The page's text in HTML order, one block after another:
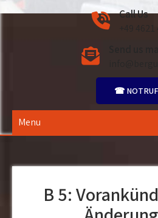
Call Us
+49
☎ NOTRUF
Menu
B 5: